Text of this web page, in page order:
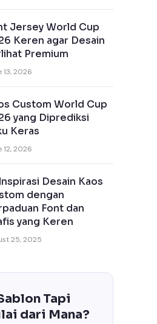
Jersey World Cup
Keren agar Desain
Premium
13, 2026
Custom World Cup
yang Diprediksi
Keras
12, 2026
Desain Kaos
dengan
Font dan
yang Keren
25, 2025
Tapi
dari Mana?